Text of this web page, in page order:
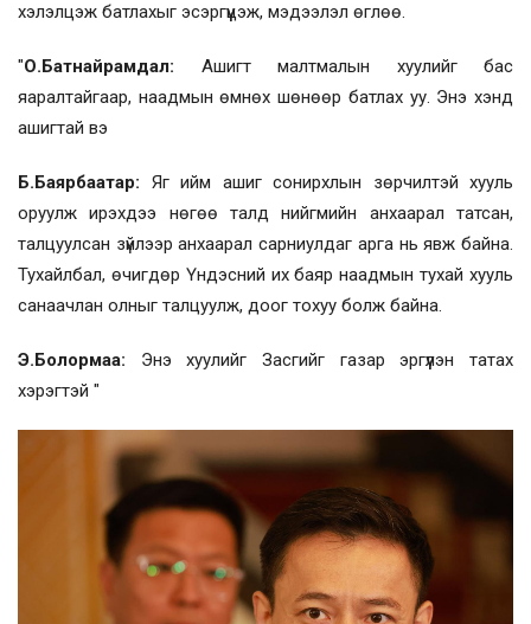
хэлэлцэж батлахыг эсэргүүцэж, мэдээлэл өглөө.
"О.Батнайрамдал: Ашигт малтмалын хуулийг бас
яаралтайгаар, наадмын өмнөх шөнөөр батлах уу. Энэ хэнд
ашигтай вэ
Б.Баярбаатар: Яг ийм ашиг сонирхлын зөрчилтэй хууль
оруулж ирэхдээ нөгөө талд нийгмийн анхаарал татсан,
талцуулсан зүйлээр анхаарал сарниулдаг арга нь явж байна.
Тухайлбал, өчигдөр Үндэсний их баяр наадмын тухай хууль
санаачлан олныг талцуулж, доог тохуу болж байна.
Э.Болормаа: Энэ хуулийг Засгийг газар эргүүлэн татах
хэрэгтэй "